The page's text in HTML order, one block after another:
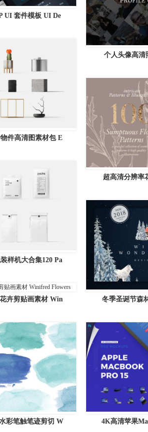
UI 套件模板 UI De
个人头像高清
件高清图素材包 E
超高清分辨率
样机大合集120 Pa
冬季圣诞节森
卉剪贴画素材 Win
彩笔触笔迹剪切 W 4K高清苹果